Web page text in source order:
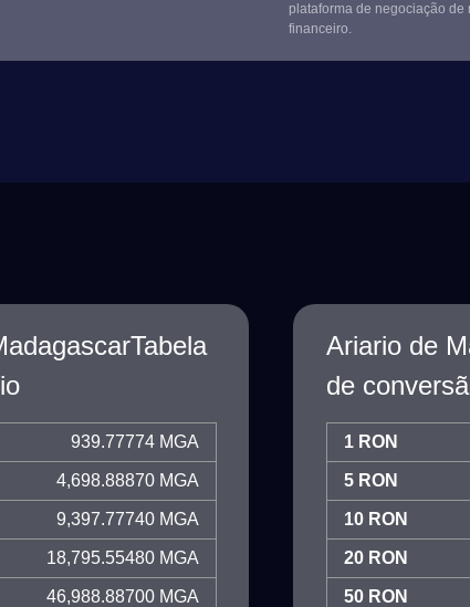
plataforma de negociação
financeiro.
939.77774 MGA
4,698.88870 MGA
9,397.77740 MGA
18,795.55480 MGA
46,988.88700 MGA
Ariario de
de
1 RON
5 RON
10 RON
20 RON
50 RON